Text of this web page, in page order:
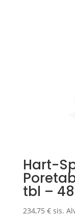
Hart-
tbl –
234,75 € sis.